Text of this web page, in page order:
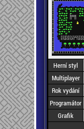
Herní styl
Multiplayer
Rok vydání
Programátor
Grafik